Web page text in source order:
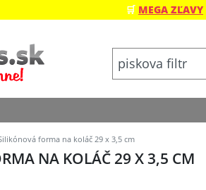
🛒 MEGA ZĽAVY
forma na koláč 29 x 3,5 cm
NA KOLÁČ 29 X 3,5 CM